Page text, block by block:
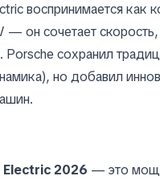
воспринимается как
— он сочетает
Porsche сохранил
но добавил
2026 — это